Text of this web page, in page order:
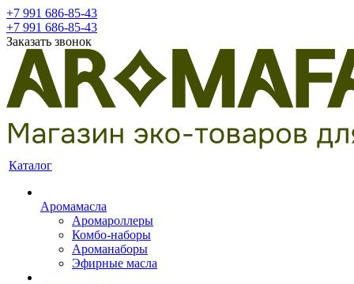
+7 991 686-85-43
+7 991 686-85-43
Заказать звонок
Каталог
Аромамасла
Аромароллеры
Комбо-наборы
Ароманаборы
Эфирные масла